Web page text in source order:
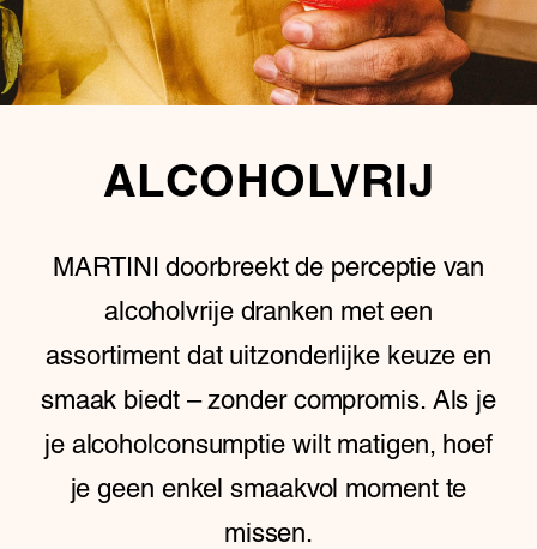
ALCOHOLVRIJ
MARTINI doorbreekt de perceptie van
alcoholvrije dranken met een
assortiment dat uitzonderlijke keuze en
smaak biedt – zonder compromis. Als je
je alcoholconsumptie wilt matigen, hoef
je geen enkel smaakvol moment te
missen.